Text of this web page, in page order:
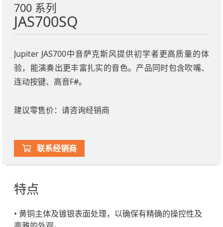
700 系列
JAS700SQ
Jupiter JAS700中音萨克斯风提供初学者更高质量的体
验，能演奏出更丰富扎实的音色。产品同时包含吹嘴、
连动按键、高音F#。
建议零售价：请咨询经销商
联系经销商
特点
• 黄铜主体及镀银表面处理，以确保有精确的操控性及